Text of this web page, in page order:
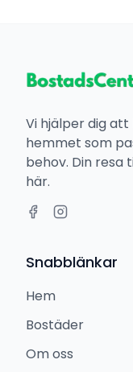
Vi hjälper dig
hemmet som
behov. Din
här.
Snabblänkar
Hem
Bostäder
Om oss